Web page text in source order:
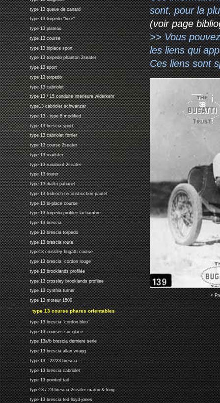
type 13 queue de canard
type 13 torpedo "luxe"
type 13 plateau
type 13 course
type 13 biplace sport
type 13 torpedo phaeton 2seater
type 13 sport
type 13 torpedo
type 13 cabriolet
type 13 / 15 conduite interieure widerkehr
type13 cabriolet schwanzar
type 13 - type 8 modified
type 13 brescia sport
type 13 cabriolet forrler
type 13 course 2seater
type 13 roadster
type 13 runabout 2seater
type 13 tourer
type 13 diatto pabanel
type 13 friderich reconstruction pautet
type 13 bi-place course
type 13 torpedo profilee lachambre
type 13 brescia
type 13 brescia torpedo
type 13 brescia route
type13 crossley-bugatti course
type 13 brescia "cordon rouge"
type 13 brooklands profilée
type 13 crossley brooklands profilee
type 13 cynthia turner
type 13 moteur 1500
type 13 course phares orientables
type 13 brescia "cordon bleu"
type 13 courses sur glace
type 13a/b brescia derniere serie
type 13 brescia allan wragg
type 13 - 22/23 brescia
type 13 brescia cabriolet
type 13 pointed tail
type13 / 23 brescia 2seater martin & king
type 13 brescia ted lloyd-jones
sont, pour la
(voir page
>> Vous
les liens qui
Ces liens sont
<